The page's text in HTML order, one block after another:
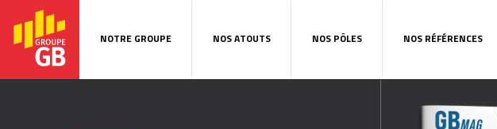
NOTRE GROUPE NOS ATOUTS NOS PÔLES NOS RÉFÉRENCES